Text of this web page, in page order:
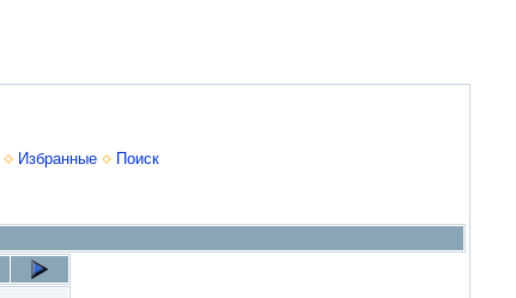
Избранные Поиск